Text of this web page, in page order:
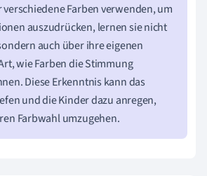
Farben verwenden, um
auszudrücken, lernen sie nicht
auch über ihre eigenen
wie Farben die Stimmung
Diese Erkenntnis kann das
und die Kinder dazu anregen,
Farbwahl umzugehen.